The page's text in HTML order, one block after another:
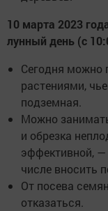
10 марта 2023
лунный день (с
Сегодня можно
растениями,
подземная.
Можно
и обрезка
эффективной, —
числе вносить
От посева
отказаться.